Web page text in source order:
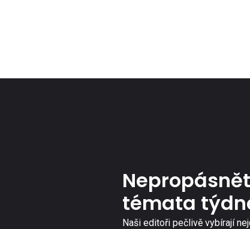
témata
Naši editoři pečlivě vybírají